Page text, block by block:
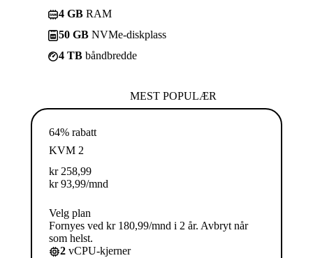
4 GB RAM
50 GB NVMe-diskplass
4 TB båndbredde
MEST POPULÆR
64% rabatt
KVM 2
kr 258,99
kr 93,99/mnd
Velg plan
Fornyes ved kr 180,99/mnd i 2 år. Avbryt når
som helst.
2 vCPU-kjerner